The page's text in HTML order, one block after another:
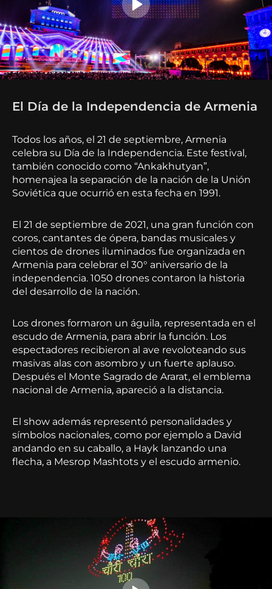
El Día de la Independencia de Armenia
Todos los años, el 21 de septiembre, Armenia
celebra su Día de la Independencia. Este festival,
también conocido como “Ankakhutyan”,
homenajea la separación de la nación de la Unión
Soviética que ocurrió en esta fecha en 1991.
El 21 de septiembre de 2021, una gran función con
coros, cantantes de ópera, bandas musicales y
cientos de drones iluminados fue organizada en
Armenia para celebrar el 30° aniversario de la
independencia. 1050 drones contaron la historia
del desarrollo de la nación.
Los drones formaron un águila, representada en el
escudo de Armenia, para abrir la función. Los
espectadores recibieron al ave revoloteando sus
masivas alas con asombro y un fuerte aplauso.
Después el Monte Sagrado de Ararat, el emblema
nacional de Armenia, apareció a la distancia.
El show además representó personalidades y
símbolos nacionales, como por ejemplo a David
andando en su caballo, a Hayk lanzando una
flecha, a Mesrop Mashtots y el escudo armenio.